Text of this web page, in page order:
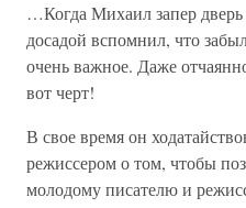
…Когда Михаил запер
досадой вспомнил, что
очень важное. Даже
вот черт!
В свое время он
режиссером о том, чтобы
молодому писателю и